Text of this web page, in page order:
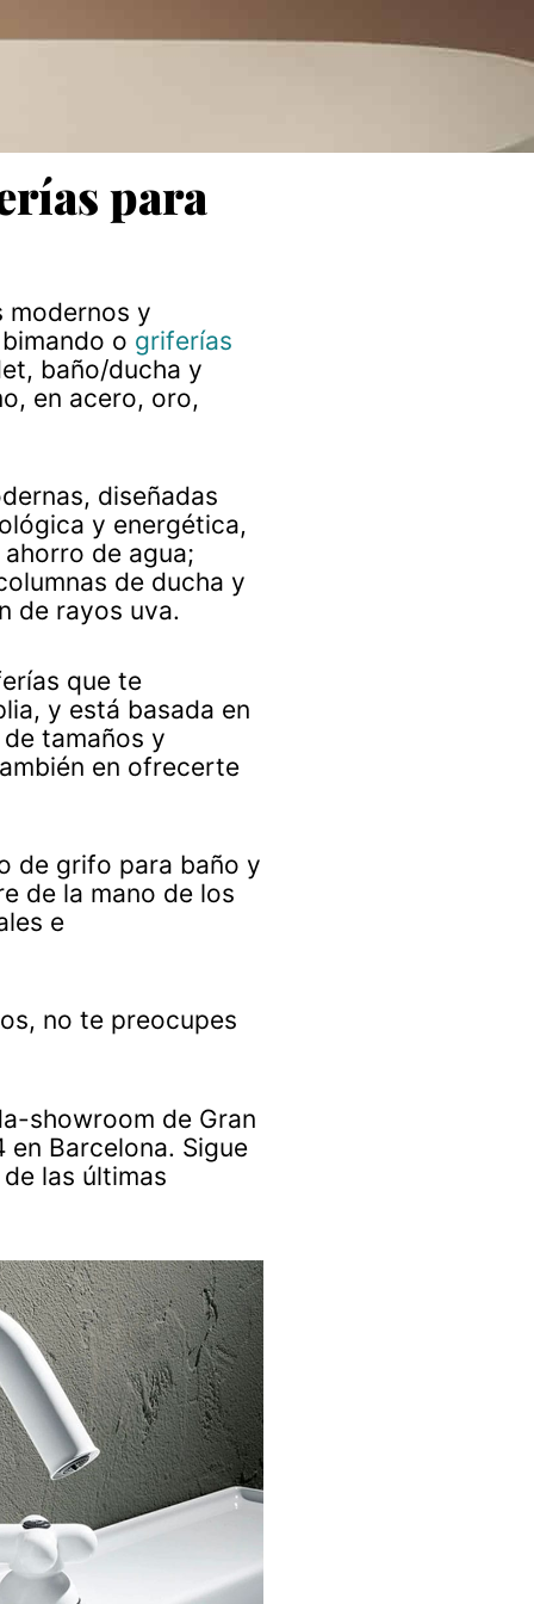
para
modernos y
o griferías
baño/ducha y
en acero, oro,
diseñadas
y energética,
de agua;
de ducha y
de rayos uva.
que te
y está basada en
tamaños y
en ofrecerte
de grifo para baño y
de la mano de los
e
no te preocupes
showroom de Gran
Barcelona. Sigue
las últimas